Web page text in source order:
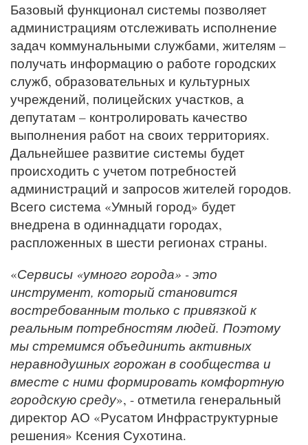
Базовый функционал системы позволяет
администрациям отслеживать исполнение
задач коммунальными службами, жителям –
получать информацию о работе городских
служб, образовательных и культурных
учреждений, полицейских участков, а
депутатам – контролировать качество
выполнения работ на своих территориях.
Дальнейшее развитие системы будет
происходить с учетом потребностей
администраций и запросов жителей городов.
Всего система «Умный город» будет
внедрена в одиннадцати городах,
распложенных в шести регионах страны.
«Сервисы «умного города» - это
инструмент, который становится
востребованным только с привязкой к
реальным потребностям людей. Поэтому
мы стремимся объединить активных
неравнодушных горожан в сообщества и
вместе с ними формировать комфортную
городскую среду», - отметила генеральный
директор АО «Русатом Инфраструктурные
решения» Ксения Сухотина.